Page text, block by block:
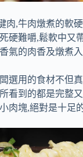
肉,牛肉燉煮的軟
硬難嚼,鬆軟中又
氣的肉香及燉煮
選用的食材不但
看到的都是完整
肉塊,絕對是十足